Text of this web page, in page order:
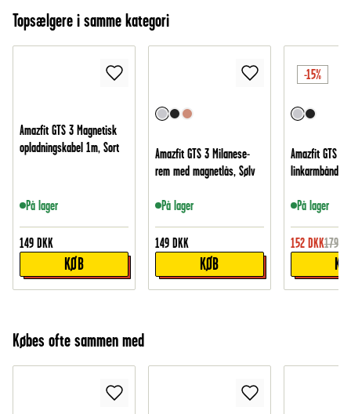
Topsælgere i samme kategori
Amazfit GTS 3 Magnetisk
opladningskabel 1m, Sort
På lager
149 DKK
KØB
Amazfit GTS 3 Milanese-
rem med magnetlås, Sølv
På lager
149 DKK
KØB
-15%
Amazfit GTS 3
linkarmbånd i
På lager
152 DKK179
Købes ofte sammen med